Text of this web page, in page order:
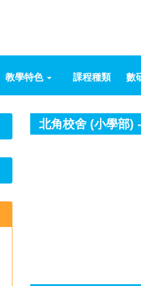
教學特色 課程種類 數
北角校舍 (小學部)